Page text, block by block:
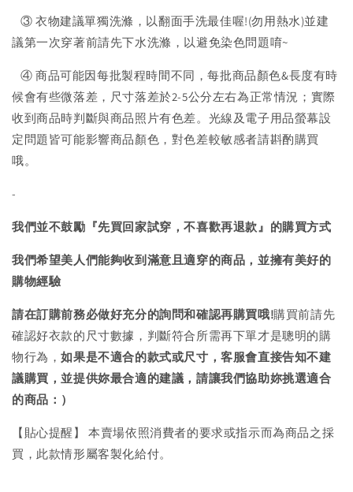
③ 衣物建議單獨洗滌，以翻面手洗最佳喔!(勿用熱水)並建
議第一次穿著前請先下水洗滌，以避免染色問題唷~
④ 商品可能因每批製程時間不同，每批商品顏色&長度有時
候會有些微落差，尺寸落差於2-5公分左右為正常情況；實際
收到商品時判斷與商品照片有色差。光線及電子用品螢幕設
定問題皆可能影響商品顏色，對色差較敏感者請斟酌購買
哦。
-
我們並不鼓勵『先買回家試穿，不喜歡再退款』的購買方式
我們希望美人們能夠收到滿意且適穿的商品，並擁有美好的
購物經驗
請在訂購前務必做好充分的詢問和確認再購買哦!購買前請先
確認好衣款的尺寸數據，判斷符合所需再下單才是聰明的購
物行為，如果是不適合的款式或尺寸，客服會直接告知不建
議購買，並提供妳最合適的建議，請讓我們協助妳挑選適合
的商品：）
【貼心提醒】 本賣場依照消費者的要求或指示而為商品之採
買，此款情形屬客製化給付。